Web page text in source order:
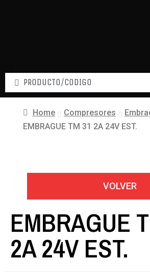
Home Compresores
EMBRAGUE TM 31 2A 24V EST.
VOLVER
EMBRAGUE
2A 24V EST.